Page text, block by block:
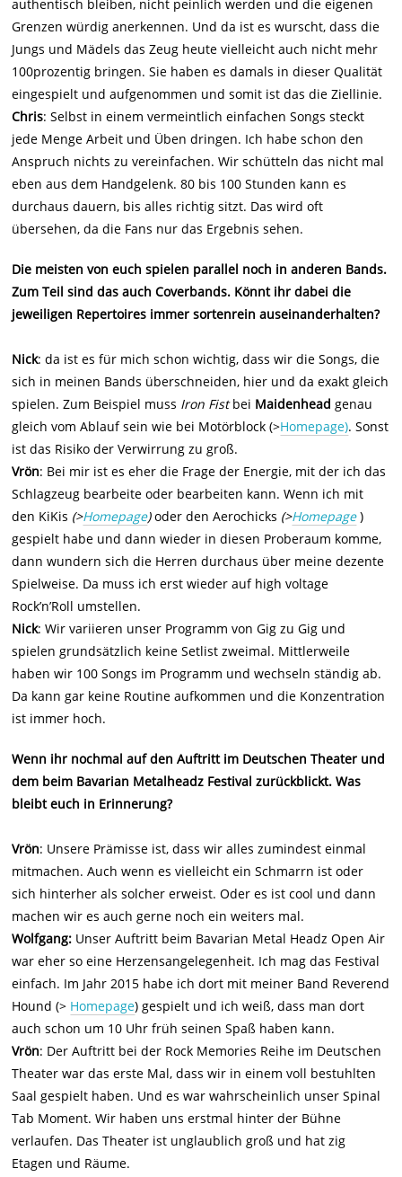
authentisch bleiben, nicht peinlich werden und die eigenen
Grenzen würdig anerkennen. Und da ist es wurscht, dass die
Jungs und Mädels das Zeug heute vielleicht auch nicht mehr
100prozentig bringen. Sie haben es damals in dieser Qualität
eingespielt und aufgenommen und somit ist das die Ziellinie.
Chris: Selbst in einem vermeintlich einfachen Songs steckt
jede Menge Arbeit und Üben dringen. Ich habe schon den
Anspruch nichts zu vereinfachen. Wir schütteln das nicht mal
eben aus dem Handgelenk. 80 bis 100 Stunden kann es
durchaus dauern, bis alles richtig sitzt. Das wird oft
übersehen, da die Fans nur das Ergebnis sehen.
Die meisten von euch spielen parallel noch in anderen Bands.
Zum Teil sind das auch Coverbands. Könnt ihr dabei die
jeweiligen Repertoires immer sortenrein auseinanderhalten?
Nick: da ist es für mich schon wichtig, dass wir die Songs, die
sich in meinen Bands überschneiden, hier und da exakt gleich
spielen. Zum Beispiel muss Iron Fistbei Maidenhead genau
gleich vom Ablauf sein wie bei Motörblock (>Homepage). Sonst
ist das Risiko der Verwirrung zu groß.
Vrön: Bei mir ist es eher die Frage der Energie, mit der ich das
Schlagzeug bearbeite oder bearbeiten kann. Wenn ich mit
den KiKis (>Homepage)oder den Aerochicks (>Homepage)
gespielt habe und dann wieder in diesen Proberaum komme,
dann wundern sich die Herren durchaus über meine dezente
Spielweise. Da muss ich erst wieder auf high voltage
Rock’n’Roll umstellen.
Nick: Wir variieren unser Programm von Gig zu Gig und
spielen grundsätzlich keine Setlist zweimal. Mittlerweile
haben wir 100 Songs im Programm und wechseln ständig ab.
Da kann gar keine Routine aufkommen und die Konzentration
ist immer hoch.
Wenn ihr nochmal auf den Auftritt im Deutschen Theater und
dem beim Bavarian Metalheadz Festival zurückblickt. Was
bleibt euch in Erinnerung?
Vrön: Unsere Prämisse ist, dass wir alles zumindest einmal
mitmachen. Auch wenn es vielleicht ein Schmarrn ist oder
sich hinterher als solcher erweist. Oder es ist cool und dann
machen wir es auch gerne noch ein weiters mal.
Wolfgang: Unser Auftritt beim Bavarian Metal Headz Open Air
war eher so eine Herzensangelegenheit. Ich mag das Festival
einfach. Im Jahr 2015 habe ich dort mit meiner Band Reverend
Hound (> Homepage) gespielt und ich weiß, dass man dort
auch schon um 10 Uhr früh seinen Spaß haben kann.
Vrön: Der Auftritt bei der Rock Memories Reihe im Deutschen
Theater war das erste Mal, dass wir in einem voll bestuhlten
Saal gespielt haben. Und es war wahrscheinlich unser Spinal
Tab Moment. Wir haben uns erstmal hinter der Bühne
verlaufen. Das Theater ist unglaublich groß und hat zig
Etagen und Räume.